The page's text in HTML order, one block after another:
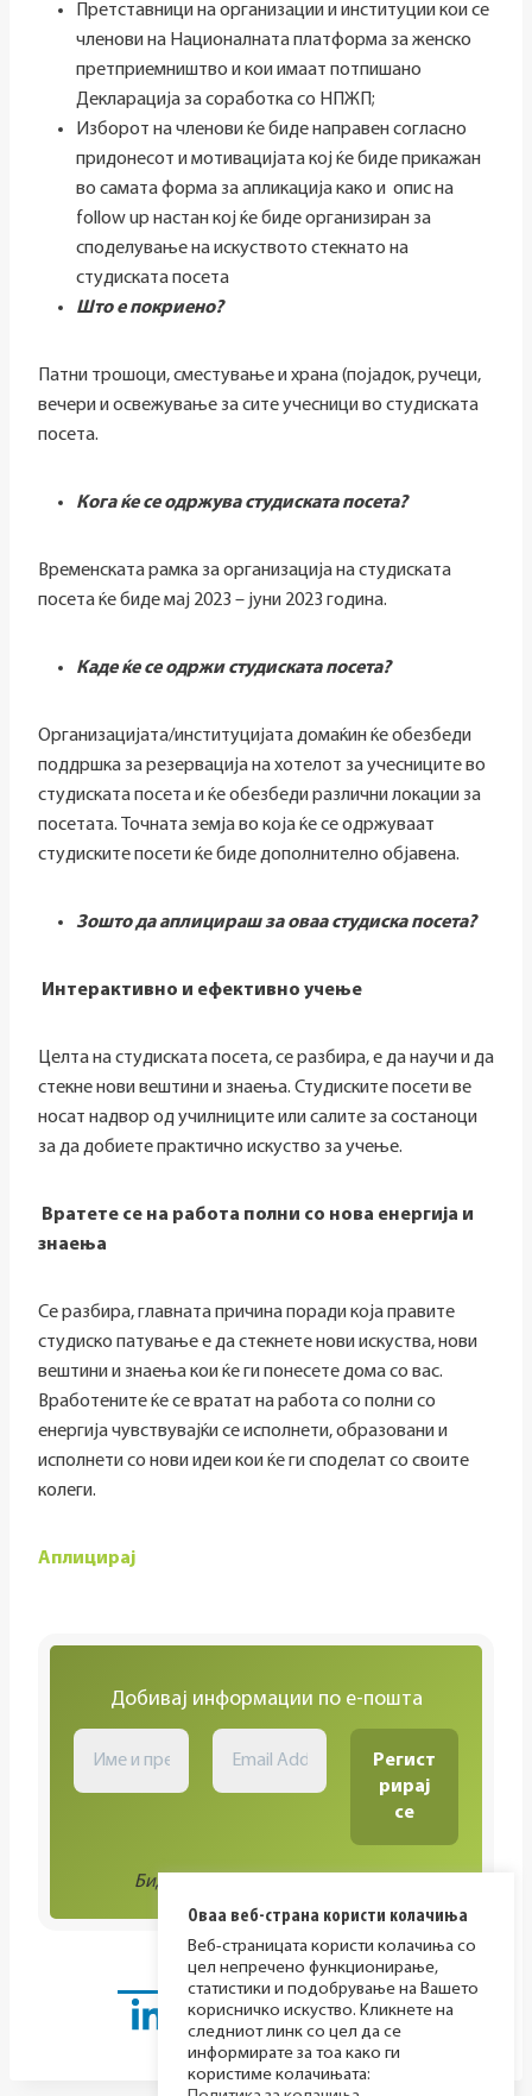
Претставници на организации и институции кои се
членови на Националната платформа за женско
претприемништво и кои имаат потпишано
Декларација за соработка со НПЖП;
Изборот на членови ќе биде направен согласно
придонесот и мотивацијата кој ќе биде прикажан
во самата форма за апликација како и опис на
follow up настан кој ќе биде организиран за
споделување на искуството стекнато на
студиската посета
Што е покриено?
Патни трошоци, сместување и храна (појадок, ручеци,
вечери и освежување за сите учесници во студиската
посета.
Кога ќе се одржува студиската посета?
Временската рамка за организација на студиската
посета ќе биде мај 2023 – јуни 2023 година.
Каде ќе се одржи студиската посета?
Организацијата/институцијата домаќин ќе обезбеди
поддршка за резервација на хотелот за учесниците во
студиската посета и ќе обезбеди различни локации за
посетата. Точната земја во која ќе се одржуваат
студиските посети ќе биде дополнително објавена.
Зошто да аплицираш за оваа студиска посета?
Интерактивно и ефективно учење
Целта на студиската посета, се разбира, е да научи и да
стекне нови вештини и знаења. Студиските посети ве
носат надвор од училниците или салите за состаноци
за да добиете практично искуство за учење.
Вратете се на работа полни со нова енергија и
знаења
Се разбира, главната причина поради која правите
студиско патување е да стекнете нови искуства, нови
вештини и знаења кои ќе ги понесете дома со вас.
Вработените ќе се вратат на работа со полни со
енергија чувствувајќи се исполнети, образовани и
исполнети со нови идеи кои ќе ги споделат со своите
колеги.
Аплицирај
Добивај информации по е-пошта
Биди во тек со сите активности!
Оваа веб-страна користи колачиња
Веб-страницата користи колачиња со
цел непречено функционирање,
статистики и подобрување на Вашето
корисничко искуство. Кликнете на
следниот линк со цел да се
информирате за тоа како ги
користиме колачињата: